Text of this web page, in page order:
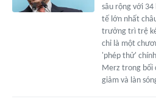
sâu rộng với
tế lớn nhất
trưởng trì trệ
chỉ là một
'phép thử'
Merz trong bối
giảm và làn